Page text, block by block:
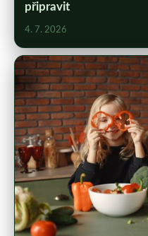
připravit
4. 7. 2026